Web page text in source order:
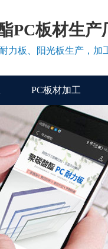
PC板材生产
力板、阳光板生产，加
PC板材加工